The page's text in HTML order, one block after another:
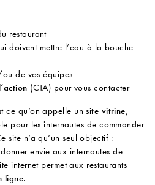
restaurant
doivent mettre l’eau à la bouche
de vos équipes
(CTA) pour vous contacter
ce qu’on appelle unsite vitrine,
pour les internautes de commander
site n’a qu’un seul objectif :
envie aux internautes de
internet permet aux restaurants
ligne.